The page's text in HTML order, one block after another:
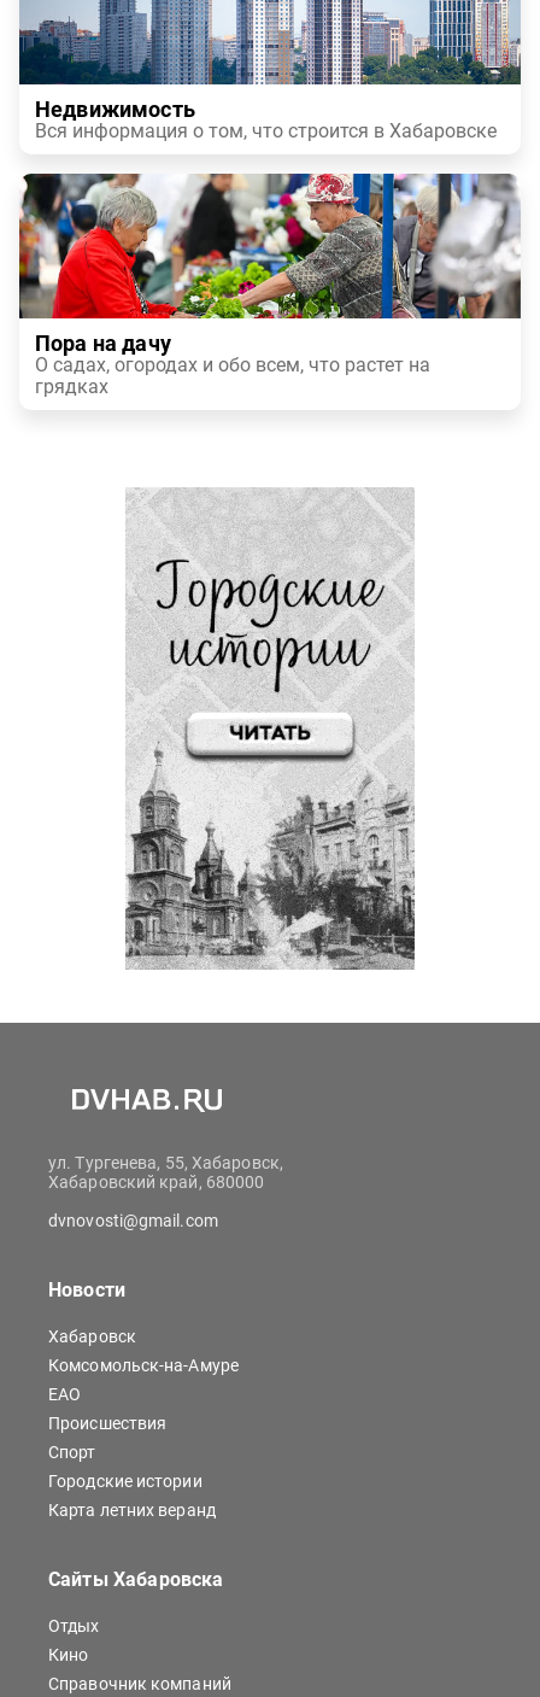
Недвижимость
Вся информация о том, что строится в Хабаровске
Пора на дачу
О садах, огородах и обо всем, что растет на
грядках
ул. Тургенева, 55, Хабаровск,
Хабаровский край, 680000
dvnovosti@gmail.com
Новости
Хабаровск
Комсомольск-на-Амуре
ЕАО
Происшествия
Спорт
Городские истории
Карта летних веранд
Сайты Хабаровска
Отдых
Кино
Справочник компаний